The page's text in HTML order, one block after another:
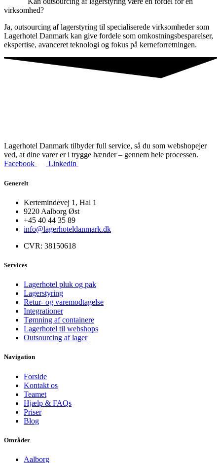
virksomhed?
Ja, outsourcing af lagerstyring til specialiserede virksomheder som
Lagerhotel Danmark kan give fordele som omkostningsbesparelser,
ekspertise, avanceret teknologi og fokus på kerneforretningen.
Lagerhotel Danmark tilbyder full service, så du som webshopejer
ved, at dine varer er i trygge hænder – gennem hele processen.
Facebook
Linkedin
Generelt
Kertemindevej 1, Hal 1
9220 Aalborg Øst
+45 40 44 35 89
info@lagerhoteldanmark.dk
CVR: 38150618
Services
Lagerhotel pluk og pak
Lagerstyring
Retur- og varemodtagelse
Integrationer
Tømning af containere
Lagerhotel til webshops
Outsourcing af lager
Navigation
Forside
Kontakt os
Teamet
Hjælp & FAQs
Priser
Blog
Områder
Aalborg